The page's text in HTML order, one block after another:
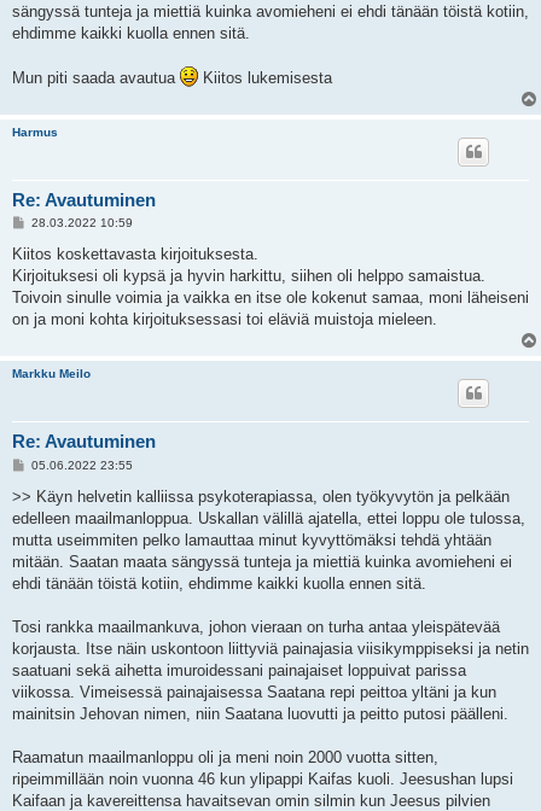
sängyssä tunteja ja miettiä kuinka avomieheni ei ehdi tänään töistä kotiin,
ehdimme kaikki kuolla ennen sitä.
Mun piti saada avautua Kiitos lukemisesta
Harmus
Re: Avautuminen
V
e
t
i
28.03.2022 10:59
Kiitos koskettavasta kirjoituksesta.
Kirjoituksesi oli kypsä ja hyvin harkittu, siihen oli helppo samaistua.
Toivoin sinulle voimia ja vaikka en itse ole kokenut samaa, moni läheiseni
on ja moni kohta kirjoituksessasi toi eläviä muistoja mieleen.
Markku Meilo
Re: Avautuminen
V
e
t
i
05.06.2022 23:55
>> Käyn helvetin kalliissa psykoterapiassa, olen työkyvytön ja pelkään
edelleen maailmanloppua. Uskallan välillä ajatella, ettei loppu ole tulossa,
mutta useimmiten pelko lamauttaa minut kyvyttömäksi tehdä yhtään
mitään. Saatan maata sängyssä tunteja ja miettiä kuinka avomieheni ei
ehdi tänään töistä kotiin, ehdimme kaikki kuolla ennen sitä.
Tosi rankka maailmankuva, johon vieraan on turha antaa yleispätevää
korjausta. Itse näin uskontoon liittyviä painajasia viisikymppiseksi ja netin
saatuani sekä aihetta imuroidessani painajaiset loppuivat parissa
viikossa. Vimeisessä painajaisessa Saatana repi peittoa yltäni ja kun
mainitsin Jehovan nimen, niin Saatana luovutti ja peitto putosi päälleni.
Raamatun maailmanloppu oli ja meni noin 2000 vuotta sitten,
ripeimmillään noin vuonna 46 kun ylipappi Kaifas kuoli. Jeesushan lupsi
Kaifaan ja kavereittensa havaitsevan omin silmin kun Jeesus pilvien